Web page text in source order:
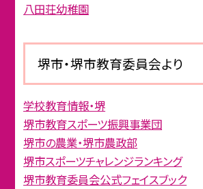
八田荘幼稚園
堺市・堺市教育委員会より
学校教育情報・堺
堺市教育スポーツ振興事業団
堺市の農業・堺市農政部
堺市スポーツチャレンジランキング
堺市教育委員会公式フェイスブック